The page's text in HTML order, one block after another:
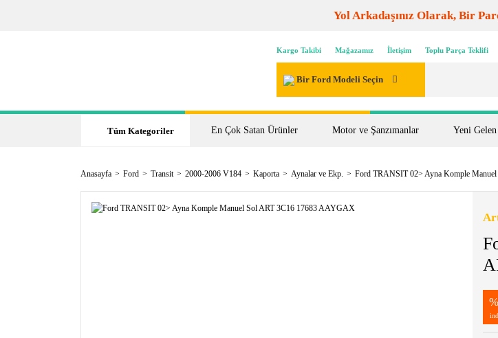
Yol Arkadaşınız Olarak, Bir
Kargo Takibi Mağazamız İletişim Toplu Parça Teklifi
Bir Ford Modeli Seçin
Tüm Kategoriler En Çok Satan Ürünler Motor ve Şanzımanlar Yeni
Anasayfa Ford Transit 2000-2006 V184 Kaporta Aynalar ve Ekp. Ford TRANSIT 02> Ayna Komple